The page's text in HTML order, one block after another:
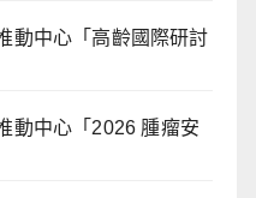
動中心「高齡國際研討
動中心「2026 腫瘤安